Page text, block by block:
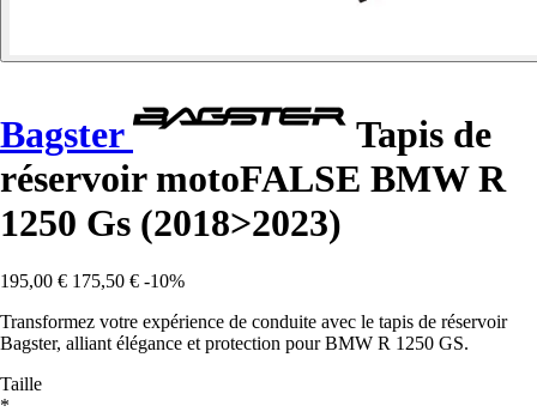
Bagster
Tapis de
réservoir motoFALSE BMW R
1250 Gs (2018>2023)
195,00 € 175,50 € -10%
Transformez votre expérience de conduite avec le tapis de réservoir
Bagster, alliant élégance et protection pour BMW R 1250 GS.
Taille
*